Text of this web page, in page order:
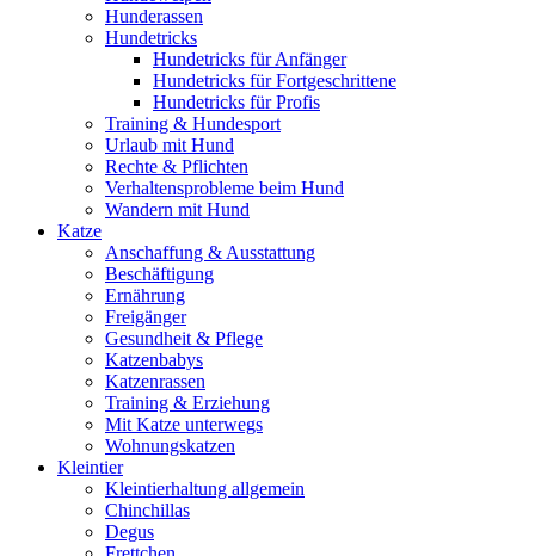
Hunderassen
Hundetricks
Hundetricks für Anfänger
Hundetricks für Fortgeschrittene
Hundetricks für Profis
Training & Hundesport
Urlaub mit Hund
Rechte & Pflichten
Verhaltensprobleme beim Hund
Wandern mit Hund
Katze
Anschaffung & Ausstattung
Beschäftigung
Ernährung
Freigänger
Gesundheit & Pflege
Katzenbabys
Katzenrassen
Training & Erziehung
Mit Katze unterwegs
Wohnungskatzen
Kleintier
Kleintierhaltung allgemein
Chinchillas
Degus